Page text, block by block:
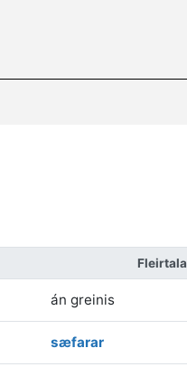
Fleirtala
án greinis
sæfarar